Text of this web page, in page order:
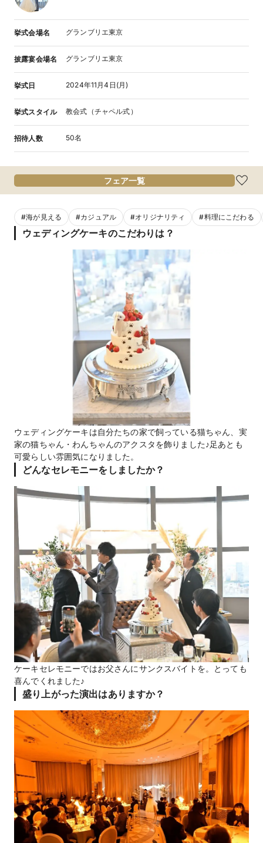
挙式会場名 グランブリエ東京
披露宴会場名 グランブリエ東京
挙式日 2024年11月4日(月)
挙式スタイル 教会式（チャペル式）
招待人数 50名
フェア一覧
#海が見える #カジュアル #オリジナリティ #料理にこだわる
ウェディングケーキのこだわりは？
ウェディングケーキは自分たちの家で飼っている猫ちゃん、実
家の猫ちゃん・わんちゃんのアクスタを飾りました♪足あとも
可愛らしい雰囲気になりました。
どんなセレモニーをしましたか？
ケーキセレモニーではお父さんにサンクスバイトを。とっても
喜んでくれました♪
盛り上がった演出はありますか？